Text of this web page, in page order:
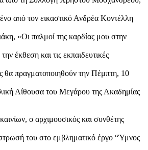
από τον εικαστικό Ανδρέα Κοντέλλη
«Οι παλμοί της καρδίας μου στην
έκθεση και τις εκπαιδευτικές
θα πραγματοποιηθούν την Πέμπτη, 10
Αίθουσα του Μεγάρου της Ακαδημίας
ο αρχιμουσικός και συνθέτης
του στο εμβληματικό έργο “Ύμνος